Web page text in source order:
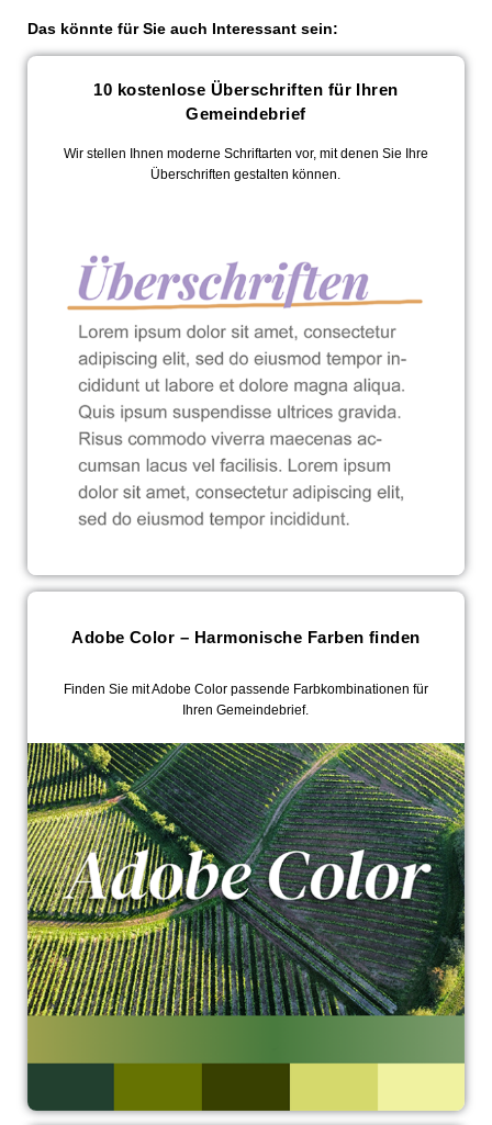
Das könnte für Sie auch Interessant sein:
10 kostenlose Überschriften für Ihren
Gemeindebrief
Wir stellen Ihnen moderne Schriftarten vor, mit denen Sie Ihre
Überschriften gestalten können.
Adobe Color – Harmonische Farben finden
Finden Sie mit Adobe Color passende Farbkombinationen für
Ihren Gemeindebrief.